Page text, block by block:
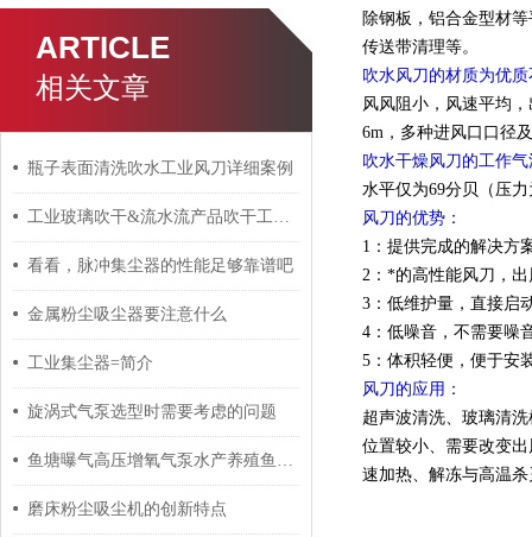
ARTICLE
相关文章
瓶子表面清洗吹水工业风刀详细案例​
工业玻璃吹干&流水流产品吹干工业风刀
看看，脉冲集尘器的性能足够靠谱吧
金属粉尘吸尘器要注意什么
工业集尘器=简介
旋涡式气泵选型时需要考虑的问题
鱼塘曝气高压增氧气泵水产养殖鱼塘增氧高压风机
磨床粉尘吸尘机的创新特点
除钢板，铝合金型材
传送带清理等。
吹水风刀的材质为优
风风阻小，风速平均
6m，多种进风口口径
吹水干燥风刀的工作气
水平仅为69分贝（压
风刀的优势：
1：提供完成的解决方
2：*的高性能风刀，
3：低维护量，直接启
4：低噪音，不需要噪
5：体积轻便，便于安
风刀的应用：
超声波清洗、玻璃清
位置较小、需要改变
速加热、解冻与高温